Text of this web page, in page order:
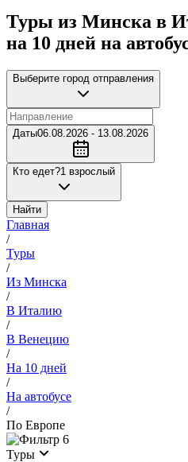
Туры из Минска в
на 10 дней на
Выберите город отправления
Даты06.08.2026 - 13.08.2026
Кто едет?1 взрослый
Найти
Главная
/
Туры
/
Из Минска
/
В Италию
/
В Венецию
/
На 10 дней
/
На автобусе
/
По Европе
6
Туры